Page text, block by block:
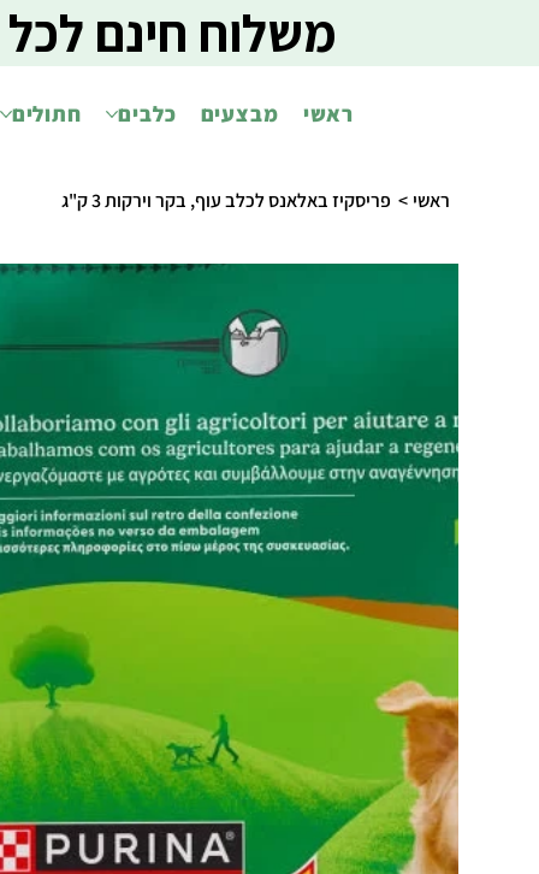
ראשי מבצעים כלבים חתולים
משלוח חינם
ראשי > פריסקיז באלאנס לכלב עוף, בקר וירקות 3 ק"ג